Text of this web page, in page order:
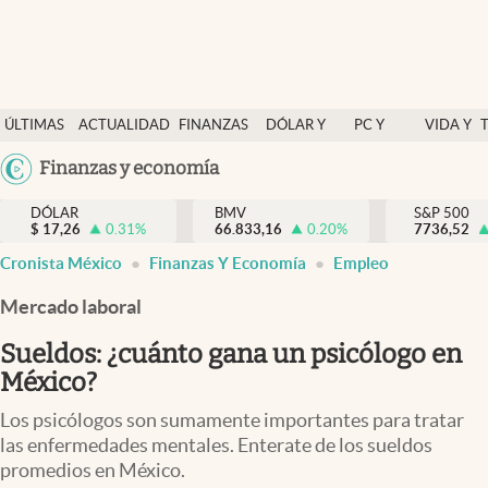
ÚLTIMAS
NOTICIAS
ACTUALIDAD
FINANZAS
DÓLAR Y
PC Y
VIDA Y
México
Finanzas y economía
Actualidad
Finanzas y economía
Dólar y mercados
Pc y celular
Vida y estilo
DÓLAR
$ 17,26 0.31%
BMV
66.833,16
0.20%
S&P 500
7736,52
Cronista México Finanzas Y Economía Empleo
Mercado laboral
Sueldos: ¿cuánto gana un psicólogo en
México?
Los psicólogos son sumamente importantes para tratar
las enfermedades mentales. Enterate de los sueldos
promedios en México.